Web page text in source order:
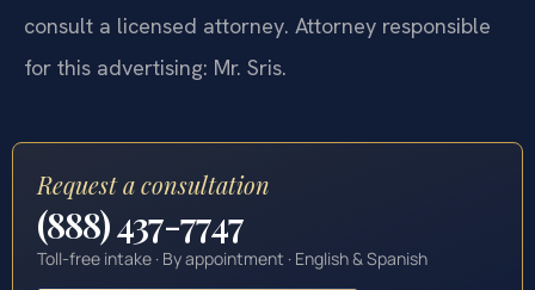
consult a licensed attorney. Attorney responsible
for this advertising: Mr. Sris.
Request a consultation
(888) 437-7747
Toll-free intake · By appointment · English & Spanish